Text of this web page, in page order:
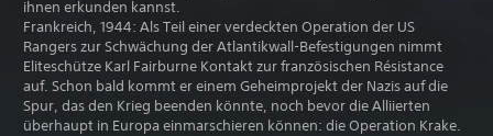
ihnen erkunden kannst.
Frankreich, 1944: Als Teil einer verdeckten Operation der US
Rangers zur Schwächung der Atlantikwall-Befestigungen nimmt
Eliteschütze Karl Fairburne Kontakt zur französischen Résistance
auf. Schon bald kommt er einem Geheimprojekt der Nazis auf die
Spur, das den Krieg beenden könnte, noch bevor die Alliierten
überhaupt in Europa einmarschieren können: die Operation Krake.